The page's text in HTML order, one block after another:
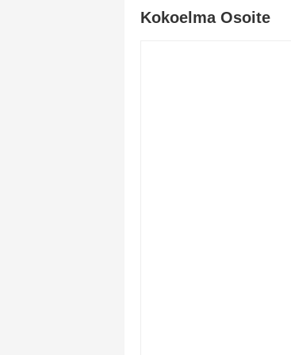
Kokoelma Osoite